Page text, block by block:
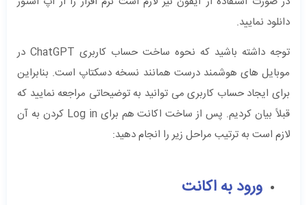
دانلود نمایید.
توجه داشته باشید که نحوه ساخت حساب کاربری ChatGPT در
موبایل‌ های هوشمند درست همانند نسخه دسکتاپ است. بنابراین
برای ایجاد حساب کاربری می ‌توانید به توضیحاتی مراجعه نمایید که
قبلاً بیان کردیم. پس از ساخت اکانت هم برای Log in کردن به آن
لازم است به ترتیب مراحل زیر را انجام دهید:
ورود به اکانت